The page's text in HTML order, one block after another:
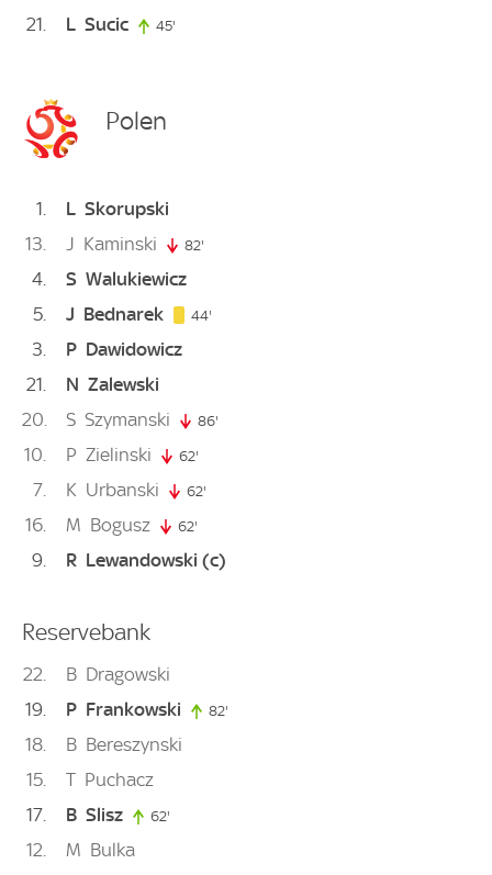
21
L Sucic 45'
Polen
1 L Skorupski
13
J Kaminski 82'
4 S Walukiewicz
5
J Bednarek 44'
3 P Dawidowicz
21
N Zalewski
20
S Szymanski 86'
10 P Zielinski 62'
7 K Urbanski 62'
16 M Bogusz 62'
9 R Lewandowski (c)
Reservebank
22 B Dragowski
19
P Frankowski 82'
18 B Bereszynski
15
T Puchacz
17
B Slisz 62'
12 M Bulka